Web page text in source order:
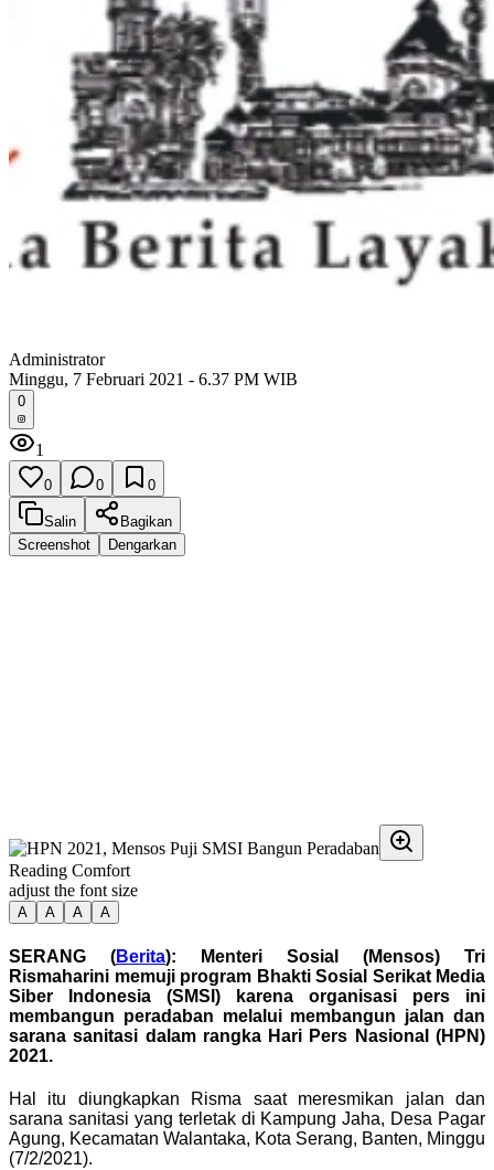
Administrator
Minggu, 7 Februari 2021 - 6.37 PM WIB
0
1
0 0 0
Salin
Bagikan
Screenshot
Dengarkan
Reading Comfort
adjust the font size
A A A A
SERANG (Berita): Menteri Sosial (Mensos) Tri
Rismaharini memuji program Bhakti Sosial Serikat Media
Siber Indonesia (SMSI) karena organisasi pers ini
membangun peradaban melalui membangun jalan dan
sarana sanitasi dalam rangka Hari Pers Nasional (HPN)
2021.
Hal itu diungkapkan Risma saat meresmikan jalan dan
sarana sanitasi yang terletak di Kampung Jaha, Desa Pagar
Agung, Kecamatan Walantaka, Kota Serang, Banten, Minggu
(7/2/2021).